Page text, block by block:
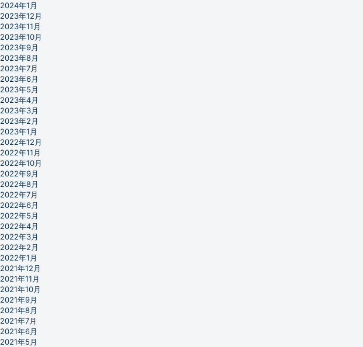
2024年1月
2023年12月
2023年11月
2023年10月
2023年9月
2023年8月
2023年7月
2023年6月
2023年5月
2023年4月
2023年3月
2023年2月
2023年1月
2022年12月
2022年11月
2022年10月
2022年9月
2022年8月
2022年7月
2022年6月
2022年5月
2022年4月
2022年3月
2022年2月
2022年1月
2021年12月
2021年11月
2021年10月
2021年9月
2021年8月
2021年7月
2021年6月
2021年5月